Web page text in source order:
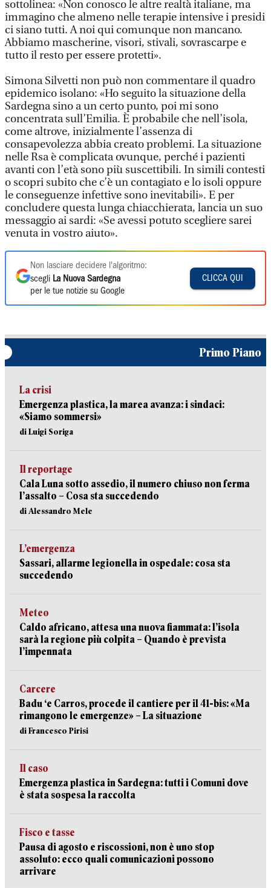
sottolinea: «Non conosco le altre realtà italiane, ma
immagino che almeno nelle terapie intensive i presidi
ci siano tutti. A noi qui comunque non mancano.
Abbiamo mascherine, visori, stivali, sovrascarpe e
tutto il resto per essere protetti».
Simona Silvetti non può non commentare il quadro
epidemico isolano: «Ho seguito la situazione della
Sardegna sino a un certo punto, poi mi sono
concentrata sull’Emilia. È probabile che nell’isola,
come altrove, inizialmente l’assenza di
consapevolezza abbia creato problemi. La situazione
nelle Rsa è complicata ovunque, perché i pazienti
avanti con l’età sono più suscettibili. In simili contesti
o scopri subito che c’è un contagiato e lo isoli oppure
le conseguenze infettive sono inevitabili». E per
concludere questa lunga chiacchierata, lancia un suo
messaggio ai sardi: «Se avessi potuto scegliere sarei
venuta in vostro aiuto».
Non lasciare decidere l'algoritmo:
scegli La Nuova Sardegna
per le tue notizie su Google
CLICCA QUI
Primo Piano
La crisi
Emergenza plastica, la marea avanza: i sindaci:
«Siamo sommersi»
di Luigi Soriga
Il reportage
Cala Luna sotto assedio, il numero chiuso non ferma
l’assalto – Cosa sta succedendo
di Alessandro Mele
L’emergenza
Sassari, allarme legionella in ospedale: cosa sta
succedendo
Meteo
Caldo africano, attesa una nuova fiammata: l’isola
sarà la regione più colpita – Quando è prevista
l’impennata
Carcere
Badu ‘e Carros, procede il cantiere per il 41-bis: «Ma
rimangono le emergenze» – La situazione
di Francesco Pirisi
Il caso
Emergenza plastica in Sardegna: tutti i Comuni dove
è stata sospesa la raccolta
Fisco e tasse
Pausa di agosto e riscossioni, non è uno stop
assoluto: ecco quali comunicazioni possono
arrivare